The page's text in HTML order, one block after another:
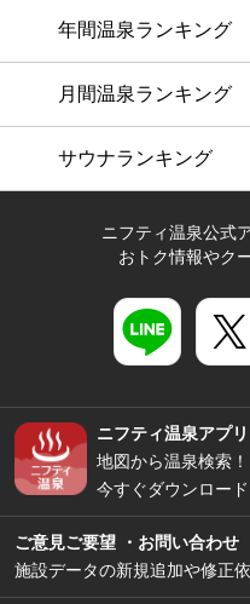
年間温泉ランキング
月間温泉ランキング
サウナランキング
ニフティ温泉公式
おトク情報やク
ニフティ温泉アプリ
地図から温泉検索
今すぐダウンロード
ご意見ご要望 ・お問い合わせ
施設データの新規追加や修正